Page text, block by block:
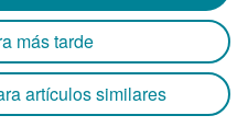
más tarde
artículos similares